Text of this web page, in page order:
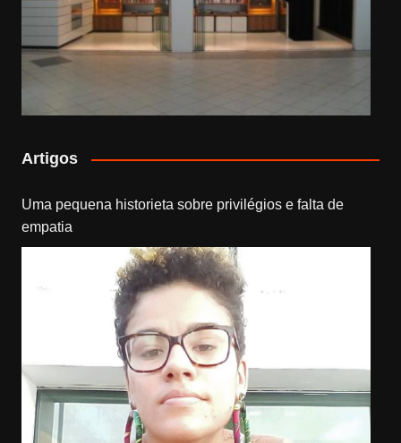
Artigos
Uma pequena historieta sobre privilégios e falta de
empatia